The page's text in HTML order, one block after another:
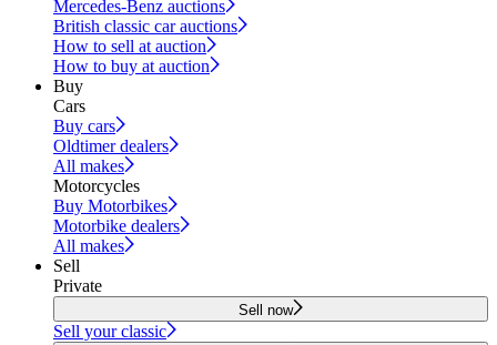
Mercedes-Benz auctions
British classic car auctions
How to sell at auction
How to buy at auction
Buy
Cars
Buy cars
Oldtimer dealers
All makes
Motorcycles
Buy Motorbikes
Motorbike dealers
All makes
Sell
Private
Sell now
Sell your classic